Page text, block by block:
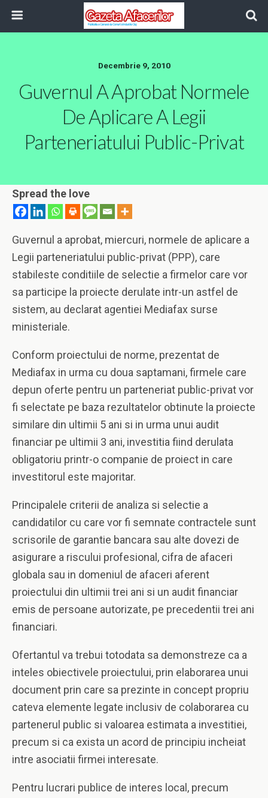
Decembrie 9, 2010
Guvernul A Aprobat Normele
De Aplicare A Legii
Parteneriatului Public-Privat
Spread the love
Guvernul a aprobat, miercuri, normele de aplicare a
Legii parteneriatului public-privat (PPP), care
stabileste conditiile de selectie a firmelor care vor
sa participe la proiecte derulate intr-un astfel de
sistem, au declarat agentiei Mediafax surse
ministeriale.
Conform proiectului de norme, prezentat de
Mediafax in urma cu doua saptamani, firmele care
depun oferte pentru un parteneriat public-privat vor
fi selectate pe baza rezultatelor obtinute la proiecte
similare din ultimii 5 ani si in urma unui audit
financiar pe ultimii 3 ani, investitia fiind derulata
obligatoriu printr-o companie de proiect in care
investitorul este majoritar.
Principalele criterii de analiza si selectie a
candidatilor cu care vor fi semnate contractele sunt
scrisorile de garantie bancara sau alte dovezi de
asigurare a riscului profesional, cifra de afaceri
globala sau in domeniul de afaceri aferent
proiectului din ultimii trei ani si un audit financiar
emis de persoane autorizate, pe precedentii trei ani
financiari.
Ofertantul va trebui totodata sa demonstreze ca a
inteles obiectivele proiectului, prin elaborarea unui
document prin care sa prezinte in concept propriu
cateva elemente legate inclusiv de colaborarea cu
partenerul public si valoarea estimata a investitiei,
precum si ca exista un acord de principiu incheiat
intre asociatii firmei interesate.
Pentru lucrari publice de interes local, precum